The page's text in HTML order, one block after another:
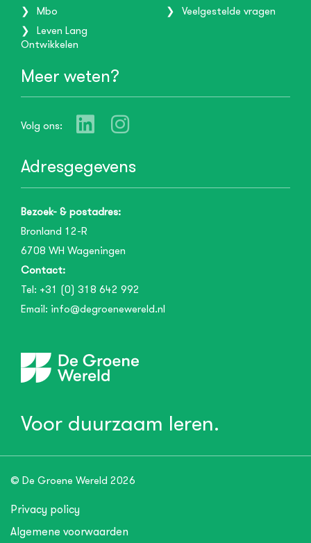
Mbo
Leven Lang
Ontwikkelen
Veelgestelde vragen
Meer weten?
Volg ons:
Adresgegevens
Bezoek- & postadres:
Bronland 12-R
6708 WH Wageningen
Contact:
Tel: +31 (0) 318 642 992
Email: info@degroenewereld.nl
Voor duurzaam leren.
© De Groene Wereld 2026
Privacy policy
Algemene voorwaarden